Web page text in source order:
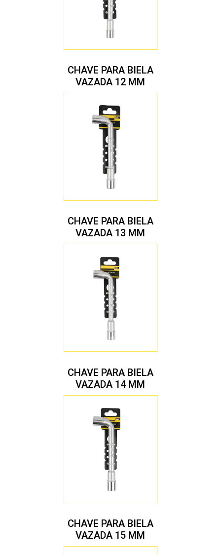
CHAVE PARA BIELA
VAZADA 12 MM
CHAVE PARA BIELA
VAZADA 13 MM
CHAVE PARA BIELA
VAZADA 14 MM
CHAVE PARA BIELA
VAZADA 15 MM